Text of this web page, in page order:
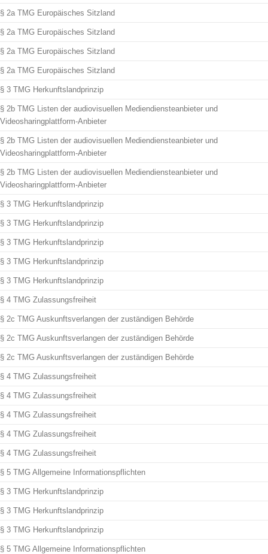
§ 2a TMG Europäisches Sitzland
§ 2a TMG Europäisches Sitzland
§ 2a TMG Europäisches Sitzland
§ 2a TMG Europäisches Sitzland
§ 3 TMG Herkunftslandprinzip
§ 2b TMG Listen der audiovisuellen Mediendiensteanbieter und
Videosharingplattform-Anbieter
§ 2b TMG Listen der audiovisuellen Mediendiensteanbieter und
Videosharingplattform-Anbieter
§ 2b TMG Listen der audiovisuellen Mediendiensteanbieter und
Videosharingplattform-Anbieter
§ 3 TMG Herkunftslandprinzip
§ 3 TMG Herkunftslandprinzip
§ 3 TMG Herkunftslandprinzip
§ 3 TMG Herkunftslandprinzip
§ 3 TMG Herkunftslandprinzip
§ 4 TMG Zulassungsfreiheit
§ 2c TMG Auskunftsverlangen der zuständigen Behörde
§ 2c TMG Auskunftsverlangen der zuständigen Behörde
§ 2c TMG Auskunftsverlangen der zuständigen Behörde
§ 4 TMG Zulassungsfreiheit
§ 4 TMG Zulassungsfreiheit
§ 4 TMG Zulassungsfreiheit
§ 4 TMG Zulassungsfreiheit
§ 4 TMG Zulassungsfreiheit
§ 5 TMG Allgemeine Informationspflichten
§ 3 TMG Herkunftslandprinzip
§ 3 TMG Herkunftslandprinzip
§ 3 TMG Herkunftslandprinzip
§ 5 TMG Allgemeine Informationspflichten